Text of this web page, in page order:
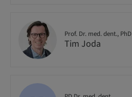
Prof. Dr. med. dent., PhD
Tim Joda